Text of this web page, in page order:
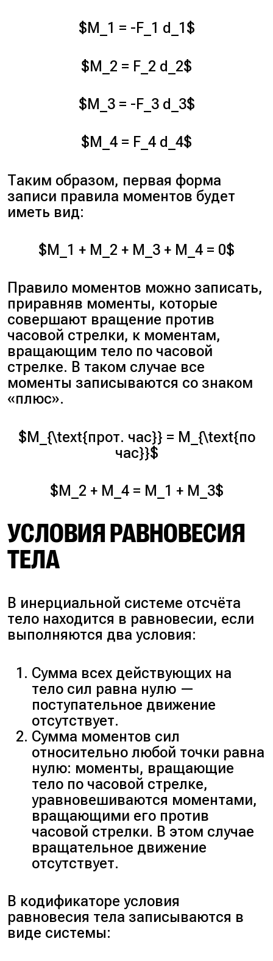
$M_1 = -F_1 d_1$
$M_2 = F_2 d_2$
$M_3 = -F_3 d_3$
$M_4 = F_4 d_4$
Таким образом, первая форма
записи правила моментов будет
иметь вид:
$M_1 + M_2 + M_3 + M_4 = 0$
Правило моментов можно записать,
приравняв моменты, которые
совершают вращение против
часовой стрелки, к моментам,
вращающим тело по часовой
стрелке. В таком случае все
моменты записываются со знаком
«плюс».
$M_{\text{прот. час}} = M_{\text{по
час}}$
$M_2 + M_4 = M_1 + M_3$
УСЛОВИЯ РАВНОВЕСИЯ
ТЕЛА
В инерциальной системе отсчёта
тело находится в равновесии, если
выполняются два условия:
Сумма всех действующих на
тело сил равна нулю —
поступательное движение
отсутствует.
Сумма моментов сил
относительно любой точки равна
нулю: моменты, вращающие
тело по часовой стрелке,
уравновешиваются моментами,
вращающими его против
часовой стрелки. В этом случае
вращательное движение
отсутствует.
В кодификаторе условия
равновесия тела записываются в
виде системы: